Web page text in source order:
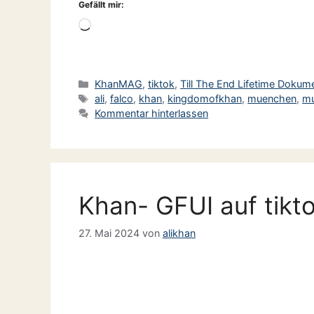
Gefällt mir:
Wird
Kategorien
KhanMAG,tiktok,Till The End Lifetime
Schlagwörter
ali,falco, khan, kingdomofkhan, muenchen,
Kommentar hinterlassen
Khan- GFUI auf
27. Mai 2024 von alikhan